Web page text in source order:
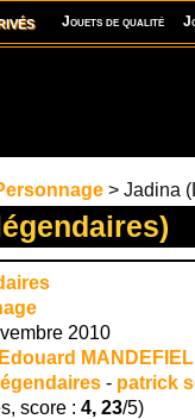
Jouets de qualité
> Jadina
2010
- patrick
score : 4, 23/5)